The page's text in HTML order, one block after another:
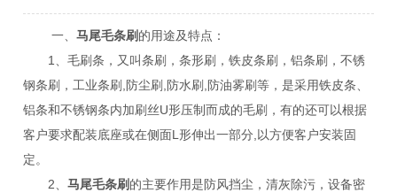
一、马尾毛条刷的用途及特点：
1、毛刷条，又叫条刷，条形刷，铁皮条刷，铝条刷，不锈
钢条刷，工业条刷,防尘刷,防水刷,防油雾刷等，是采用铁皮条、
铝条和不锈钢条内加刷丝U形压制而成的毛刷，有的还可以根据
客户要求配装底座或在侧面L形伸出一部分,以方便客户安装固
定。
2、马尾毛条刷的主要作用是防风挡尘，清灰除污，设备密